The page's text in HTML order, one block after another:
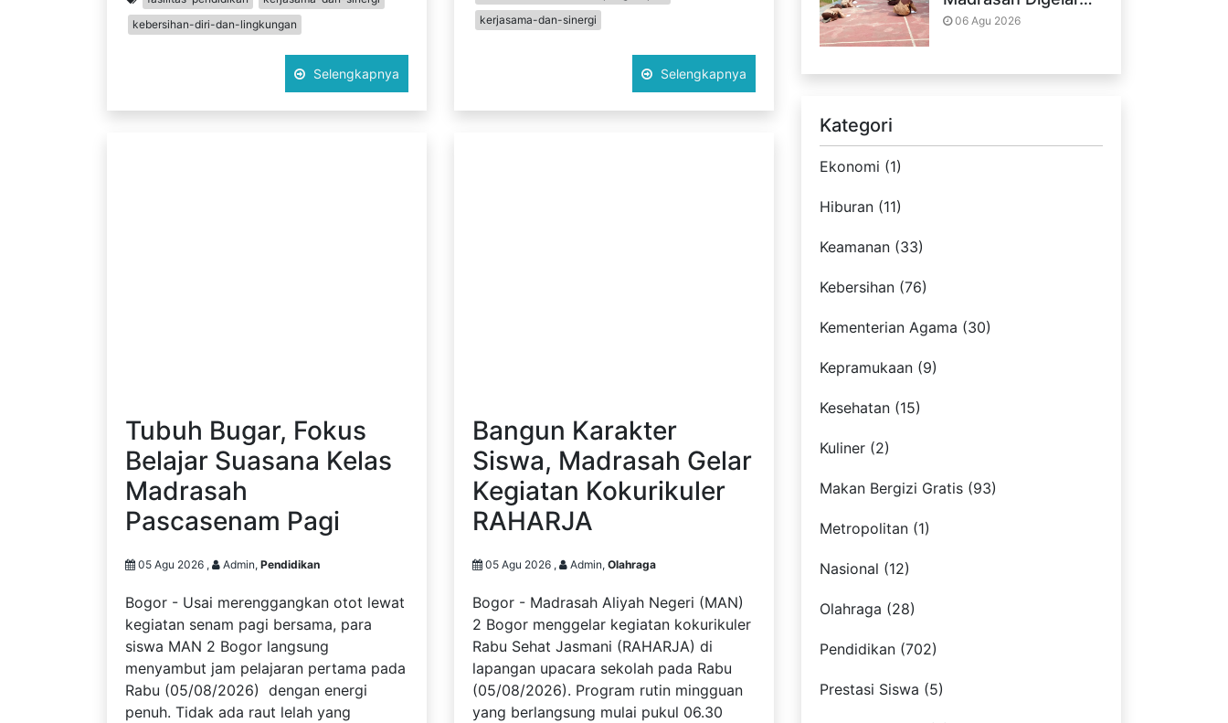
kebersihan-diri-dan-lingkungan
Selengkapnya
kerjasama-dan-sinergi
Selengkapnya
Tubuh Bugar, Fokus
Belajar Suasana Kelas
Madrasah
Pascasenam Pagi
05 Agu 2026 , Admin, Pendidikan
Bogor - Usai merenggangkan otot lewat
kegiatan senam pagi bersama, para
siswa MAN 2 Bogor langsung
menyambut jam pelajaran pertama pada
Rabu (05/08/2026) dengan energi
penuh. Tidak ada raut lelah yang
Bangun Karakter
Siswa, Madrasah Gelar
Kegiatan Kokurikuler
RAHARJA
05 Agu 2026 , Admin, Olahraga
Bogor - Madrasah Aliyah Negeri (MAN)
2 Bogor menggelar kegiatan kokurikuler
Rabu Sehat Jasmani (RAHARJA) di
lapangan upacara sekolah pada Rabu
(05/08/2026). Program rutin mingguan
yang berlangsung mulai pukul 06.30
06 Agu 2026
Kategori
Ekonomi (1)
Hiburan (11)
Keamanan (33)
Kebersihan (76)
Kementerian Agama (30)
Kepramukaan (9)
Kesehatan (15)
Kuliner (2)
Makan Bergizi Gratis (93)
Metropolitan (1)
Nasional (12)
Olahraga (28)
Pendidikan (702)
Prestasi Siswa (5)